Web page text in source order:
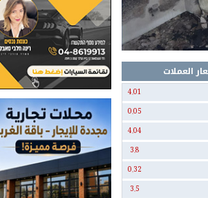
العملات
4.01
0.05
4.04
3.8
0.32
3.5